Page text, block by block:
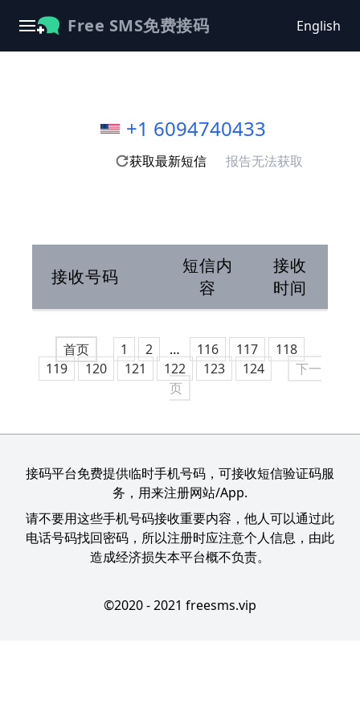
Free SMS免费接码 English
+1 6094740433
获取最新短信 报告无法获取
接收号码
短信内
容
接收
时间
首页 1 2 … 116 117
118
119
120 121 122 123 124
下一
页
接码平台免费提供临时手机号码，可接收短信验证码服
务，用来注册网站/App.
请不要用这些手机号码接收重要内容，他人可以通过此
电话号码找回密码，所以注册时应注意个人信息，由此
造成经济损失本平台概不负责。
©2020 - 2021 freesms.vip